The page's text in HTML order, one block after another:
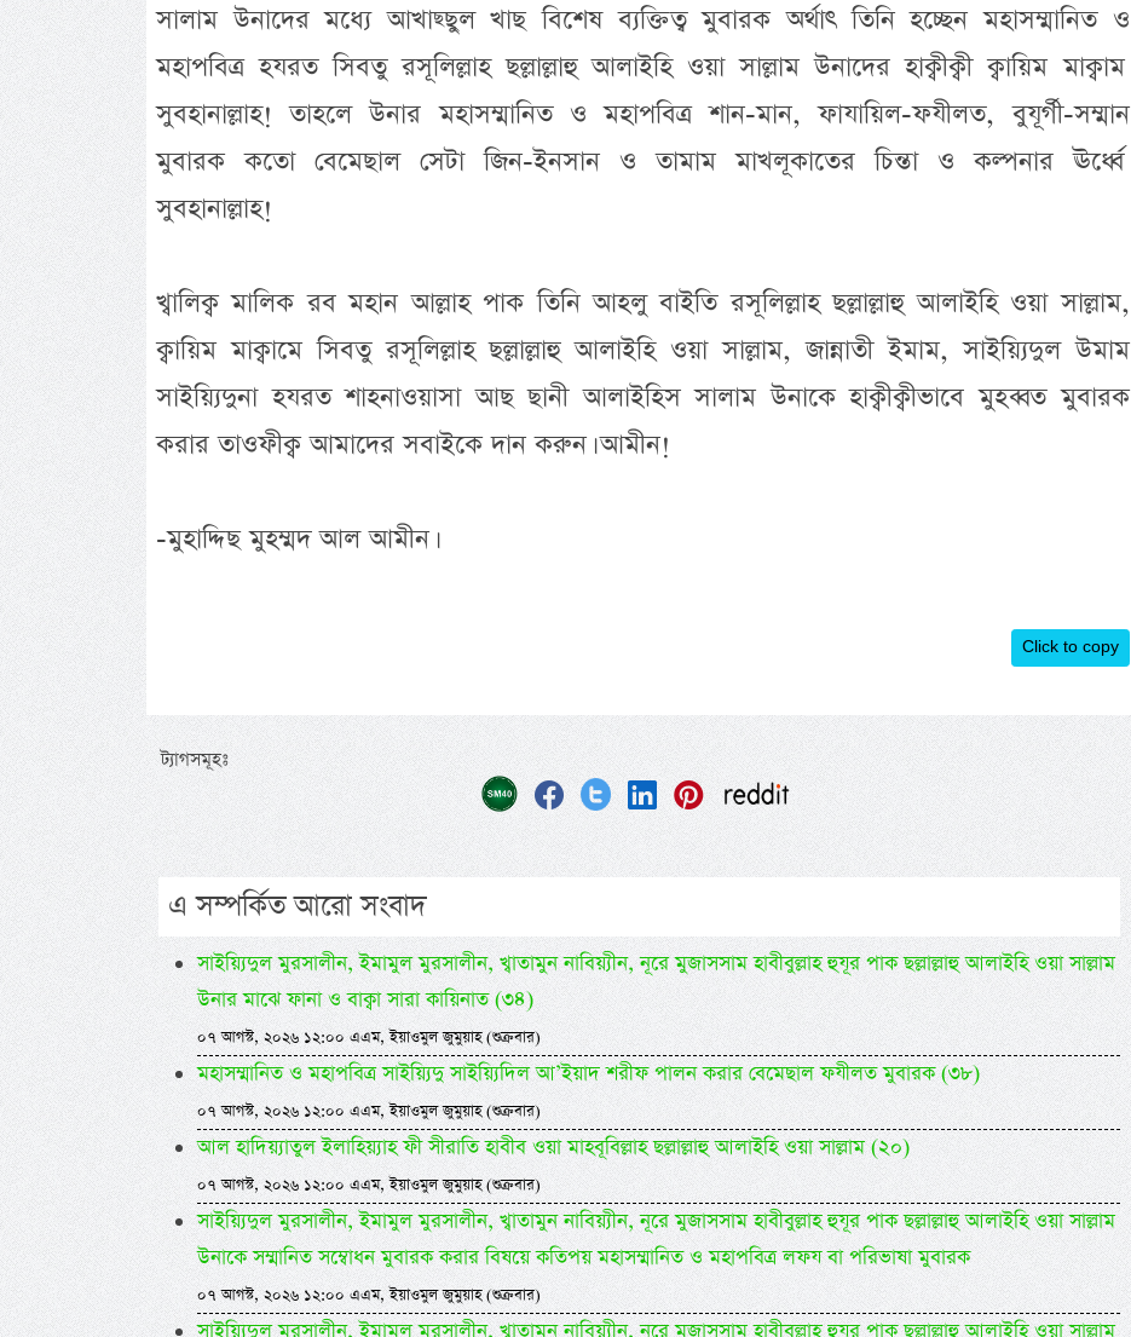
সালাম উনাদের মধ্যে আখাছ্ছুল খাছ বিশেষ ব্যক্তিত্ব মুবারক অর্থাৎ তিনি হচ্ছেন মহাসম্মানিত ও
মহাপবিত্র হযরত সিবতু রসূলিল্লাহ ছল্লাল্লাহু আলাইহি ওয়া সাল্লাম উনাদের হাক্বীক্বী ক্বায়িম মাক্বাম।
সুবহানাল্লাহ! তাহলে উনার মহাসম্মানিত ও মহাপবিত্র শান-মান, ফাযায়িল-ফযীলত, বুযূর্গী-সম্মান
মুবারক কতো বেমেছাল সেটা জিন-ইনসান ও তামাম মাখলূকাতের চিন্তা ও কল্পনার ঊর্ধ্বে।
সুবহানাল্লাহ!
খ্বালিক্ব মালিক রব মহান আল্লাহ পাক তিনি আহলু বাইতি রসূলিল্লাহ ছল্লাল্লাহু আলাইহি ওয়া সাল্লাম,
ক্বায়িম মাক্বামে সিবতু রসূলিল্লাহ ছল্লাল্লাহু আলাইহি ওয়া সাল্লাম, জান্নাতী ইমাম, সাইয়্যিদুল উমাম
সাইয়্যিদুনা হযরত শাহনাওয়াসা আছ ছানী আলাইহিস সালাম উনাকে হাক্বীক্বীভাবে মুহব্বত মুবারক
করার তাওফীক্ব আমাদের সবাইকে দান করুন। আমীন!
-মুহাদ্দিছ মুহম্মদ আল আমীন।
Click to copy
ট্যাগসমূহঃ
এ সম্পর্কিত আরো সংবাদ
সাইয়্যিদুল মুরসালীন, ইমামুল মুরসালীন, খ্বাতামুন নাবিয়্যীন, নূরে মুজাসসাম হাবীবুল্লাহ হুযূর পাক ছল্লাল্লাহু আলাইহি ওয়া সাল্লাম
উনার মাঝে ফানা ও বাক্বা সারা কায়িনাত (৩৪)
০৭ আগস্ট, ২০২৬ ১২:০০ এএম, ইয়াওমুল জুমুয়াহ (শুক্রবার)
মহাসম্মানিত ও মহাপবিত্র সাইয়্যিদু সাইয়্যিদিল আ’ইয়াদ শরীফ পালন করার বেমেছাল ফযীলত মুবারক (৩৮)
০৭ আগস্ট, ২০২৬ ১২:০০ এএম, ইয়াওমুল জুমুয়াহ (শুক্রবার)
আল হাদিয়্যাতুল ইলাহিয়্যাহ ফী সীরাতি হাবীব ওয়া মাহবূবিল্লাহ ছল্লাল্লাহু আলাইহি ওয়া সাল্লাম (২০)
০৭ আগস্ট, ২০২৬ ১২:০০ এএম, ইয়াওমুল জুমুয়াহ (শুক্রবার)
সাইয়্যিদুল মুরসালীন, ইমামুল মুরসালীন, খ্বাতামুন নাবিয়্যীন, নূরে মুজাসসাম হাবীবুল্লাহ হুযূর পাক ছল্লাল্লাহু আলাইহি ওয়া সাল্লাম
উনাকে সম্মানিত সম্বোধন মুবারক করার বিষয়ে কতিপয় মহাসম্মানিত ও মহাপবিত্র লফয বা পরিভাষা মুবারক
০৭ আগস্ট, ২০২৬ ১২:০০ এএম, ইয়াওমুল জুমুয়াহ (শুক্রবার)